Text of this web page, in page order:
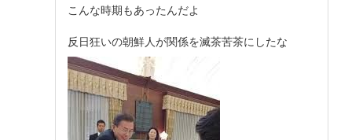
こんな時期もあったんだよ
反日狂いの朝鮮人が関係を滅茶苦茶にしたな